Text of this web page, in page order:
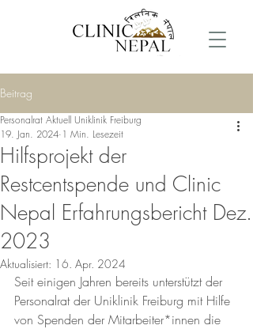
Beitrag
Hilfsprojekt der
Restcentspende und Clinic
Nepal Erfahrungsbericht Dez.
2023
Personalrat Aktuell Uniklinik Freiburg
19. Jan. 2024 1 Min. Lesezeit
Aktualisiert: 16. Apr. 2024
Seit einigen Jahren bereits unterstützt der
Personalrat der Uniklinik Freiburg mit Hilfe
von Spenden der Mitarbeiter*innen die